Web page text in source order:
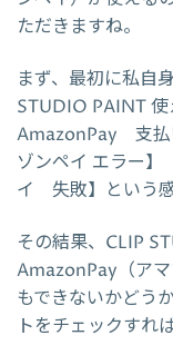
ただきますね。
まず、最初に私自
STUDIO PAINT
AmazonPay 支払
ゾンペイ エラー
イ 失敗】という感
その結果、CLIP
AmazonPay（ア
もできないかどう
トをチェックすれ